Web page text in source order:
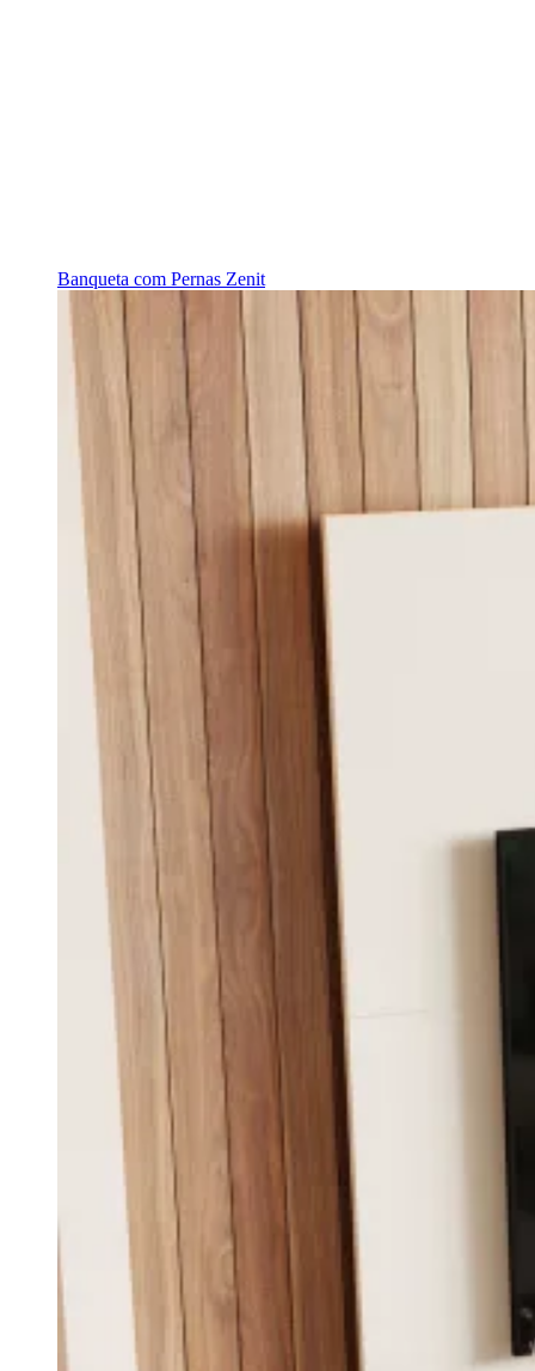
Banqueta com Pernas Zenit